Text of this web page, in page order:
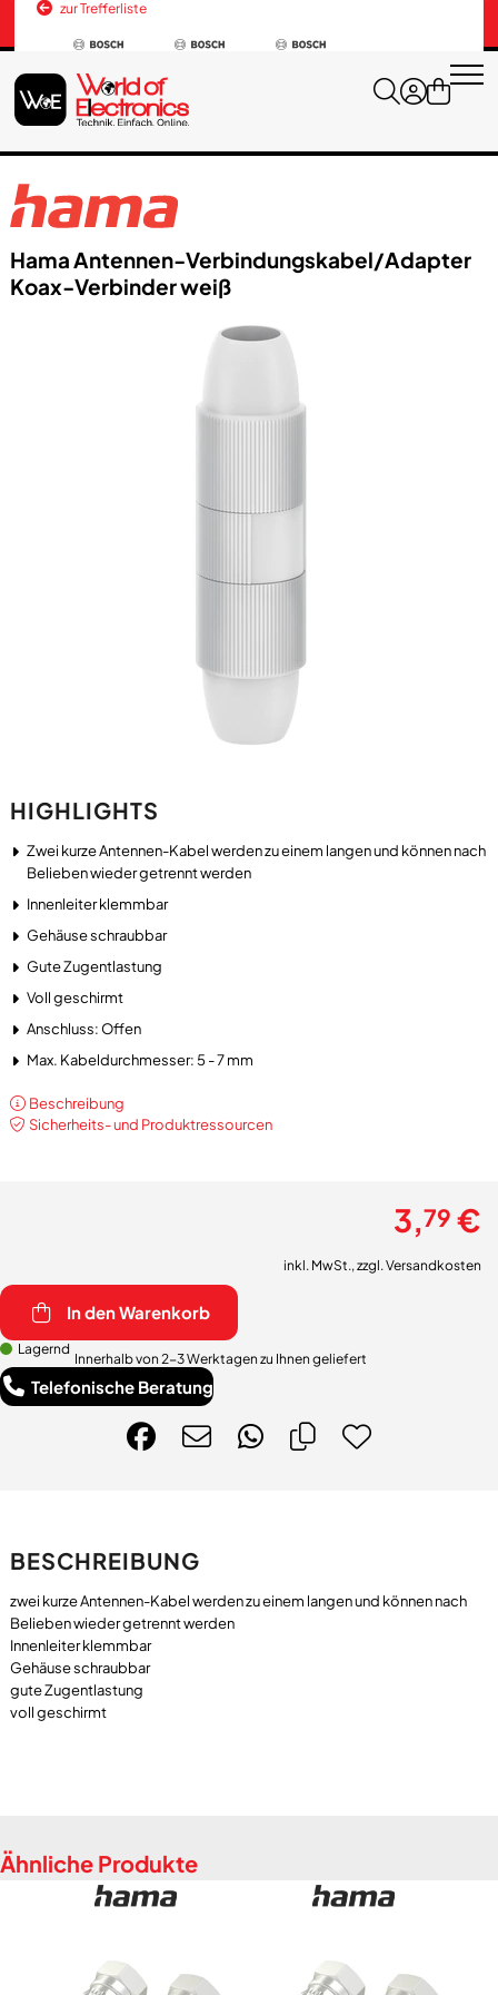
Versandkosten
zur Trefferliste
Hama Antennen-Verbindungskabel/​Adapter
Koax-Verbinder weiß
HIGHLIGHTS
Zwei kurze Antennen-Kabel werden zu einem langen und können nach
Belieben wieder getrennt werden
Innenleiter klemmbar
Gehäuse schraubbar
Gute Zugentlastung
Voll geschirmt
Anschluss: Offen
Max. Kabeldurchmesser: 5 - 7 mm
Beschreibung
Sicherheits- und Produktressourcen
3,79 €
inkl. MwSt., zzgl. Versandkosten
In den Warenkorb
Lagernd
Innerhalb von 2-3 Werktagen zu Ihnen geliefert
Telefonische Beratung
BESCHREIBUNG
zwei kurze Antennen-Kabel werden zu einem langen und können nach
Belieben wieder getrennt werden
Innenleiter klemmbar
Gehäuse schraubbar
gute Zugentlastung
voll geschirmt
Ähnliche Produkte